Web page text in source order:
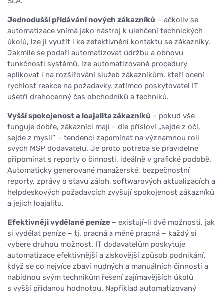
Jednodušší přidávání nových zákazníků – ačkoliv se
automatizace vnímá jako nástroj k ulehčení technických
úkolů, lze ji využít i ke zefektivnění kontaktu se zákazníky.
Jakmile se podaří automatizovat údržbu a obnovu
funkčnosti systémů, lze automatizované procedury
aplikovat i na rozšiřování služeb zákazníkům, kteří ocení
rychlost reakce na požadavky, zatímco poskytovatel IT
ušetří drahocenný čas obchodníků a techniků.
Vyšší spokojenost a loajalita zákazníků – pokud vše
funguje dobře, zákazníci mají – dle přísloví „sejde z očí,
sejde z mysli“ – tendenci zapomínat na významnou roli
svých MSP dodavatelů. Je proto potřeba se pravidelně
připomínat s reporty o činnosti, ideálně v grafické podobě.
Automaticky generované manažerské, bezpečnostní
reporty, zprávy o stavu záloh, softwarových aktualizacích a
helpdeskových požadavcích zvyšují spokojenost zákazníků
a jejich loajalitu.
Efektivněji vydělané peníze – existují-li dvě možnosti, jak
si vydělat peníze – tj. pracná a méně pracná – každý si
vybere druhou možnost. IT dodavatelům poskytuje
automatizace efektivnější a ziskovější způsob podnikání,
když se co nejvíce zbaví nudných a manuálních činností a
nabídnou svým technikům řešení zajímavějších úkolů
s vyšší přidanou hodnotou. Například automatizovaný